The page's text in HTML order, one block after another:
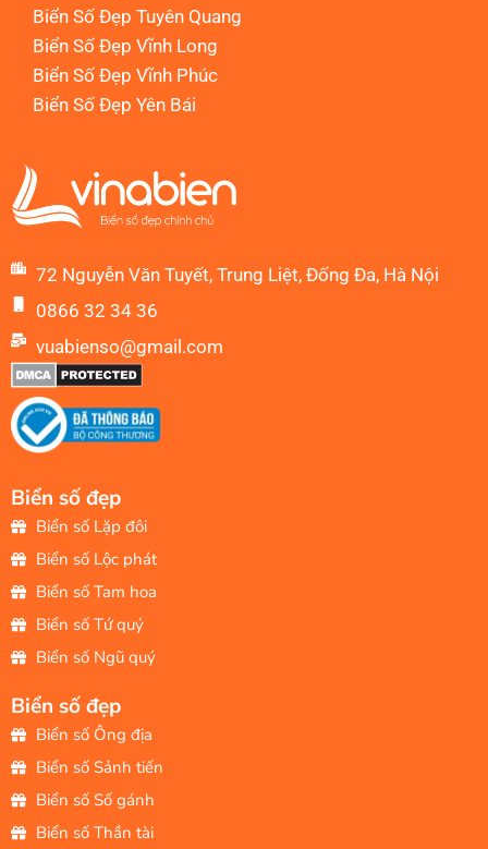
Biển Số Đẹp Tuyên Quang
Biển Số Đẹp Vĩnh Long
Biển Số Đẹp Vĩnh Phúc
Biển Số Đẹp Yên Bái
72 Nguyễn Văn Tuyết, Trung Liệt, Đống Đa, Hà Nội
0866 32 34 36
vuabienso@gmail.com
Biển số đẹp
Biển số Lặp đôi
Biển số Lộc phát
Biển số Tam hoa
Biển số Tứ quý
Biển số Ngũ quý
Biển số đẹp
Biển số Ông địa
Biển số Sảnh tiến
Biển số Số gánh
Biển số Thần tài